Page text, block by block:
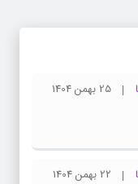
25 بهمن 1404
22 بهمن 1404